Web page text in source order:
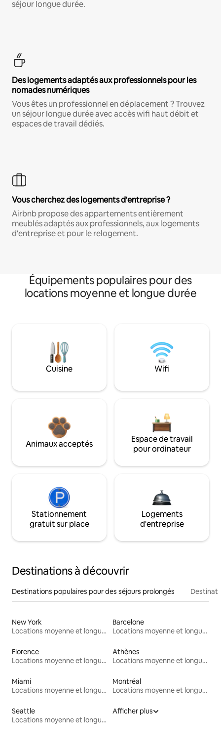
séjour longue durée.
Des logements adaptés aux professionnels pour les
nomades numériques
Vous êtes un professionnel en déplacement ? Trouvez
un séjour longue durée avec accès wifi haut débit et
espaces de travail dédiés.
Vous cherchez des logements d'entreprise ?
Airbnb propose des appartements entièrement
meublés adaptés aux professionnels, aux logements
d'entreprise et pour le relogement.
Équipements populaires pour des
locations moyenne et longue durée
Cuisine Wifi
Animaux acceptés
Espace de travail
pour ordinateur
Stationnement
gratuit sur place
Logements
d'entreprise
Destinations à découvrir
Destinations populaires pour des séjours prolongés
New York
Locations moyenne et longue durée
Barcelone
Locations moyenne et longue durée
Florence
Locations moyenne et longue durée
Athènes
Locations moyenne et longue durée
Miami
Locations moyenne et longue durée
Montréal
Locations moyenne et longue durée
Seattle
Locations moyenne et longue durée
Afficher plus